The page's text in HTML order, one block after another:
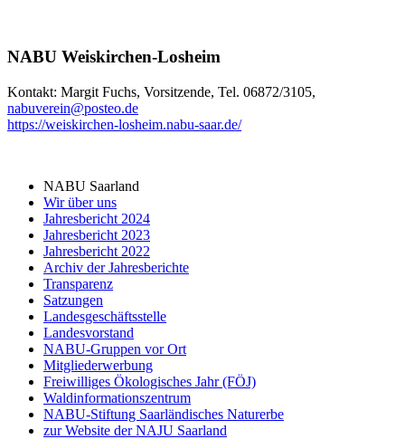
NABU Weiskirchen-Losheim
Kontakt: Margit Fuchs, Vorsitzende, Tel. 06872/3105,
nabuverein@posteo.de
https://weiskirchen-losheim.nabu-saar.de/
NABU Saarland
Wir über uns
Jahresbericht 2024
Jahresbericht 2023
Jahresbericht 2022
Archiv der Jahresberichte
Transparenz
Satzungen
Landesgeschäftsstelle
Landesvorstand
NABU-Gruppen vor Ort
Mitgliederwerbung
Freiwilliges Ökologisches Jahr (FÖJ)
Waldinformationszentrum
NABU-Stiftung Saarländisches Naturerbe
zur Website der NAJU Saarland